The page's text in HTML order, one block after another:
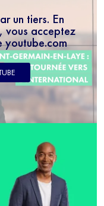
un tiers. En
vous acceptez
youtube.com